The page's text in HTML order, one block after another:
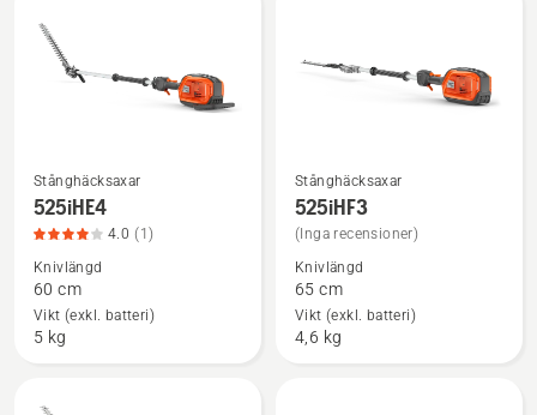
Se
mer
information
om
525iHE4,
produktbetyg
Stånghäcksaxar
525iHE4
4.0 (1)
Knivlängd
60 cm
Vikt (exkl. batteri)
5 kg
Se
mer
information
om
525iHF3
Stånghäcksaxar
525iHF3
(Inga recensioner)
Knivlängd
65 cm
Vikt (exkl. batteri)
4,6 kg